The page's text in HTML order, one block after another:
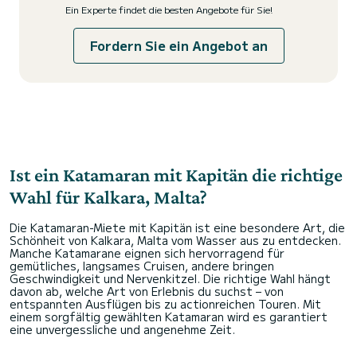
Ein Experte findet die besten Angebote für Sie!
Fordern Sie ein Angebot an
Ist ein Katamaran mit Kapitän die richtige
Wahl für Kalkara, Malta?
Die Katamaran-Miete mit Kapitän ist eine besondere Art, die
Schönheit von Kalkara, Malta vom Wasser aus zu entdecken.
Manche Katamarane eignen sich hervorragend für
gemütliches, langsames Cruisen, andere bringen
Geschwindigkeit und Nervenkitzel. Die richtige Wahl hängt
davon ab, welche Art von Erlebnis du suchst – von
entspannten Ausflügen bis zu actionreichen Touren. Mit
einem sorgfältig gewählten Katamaran wird es garantiert
eine unvergessliche und angenehme Zeit.